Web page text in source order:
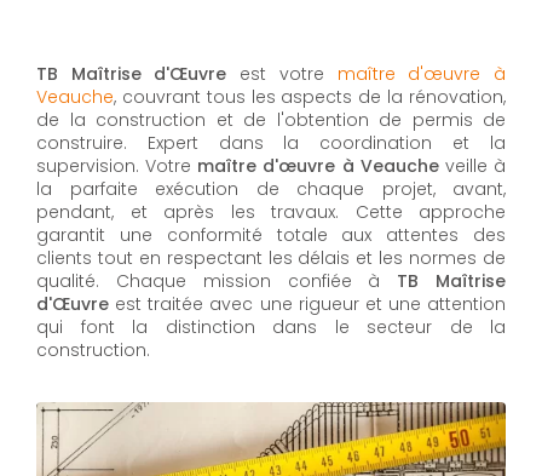
TB Maîtrise d'Œuvre est votre maître d'œuvre à
Veauche, couvrant tous les aspects de la rénovation,
de la construction et de l'obtention de permis de
construire. Expert dans la coordination et la
supervision. Votre maître d'œuvre à Veaucheveille à
la parfaite exécution de chaque projet, avant,
pendant, et après les travaux. Cette approche
garantit une conformité totale aux attentes des
clients tout en respectant les délais et les normes de
qualité. Chaque mission confiée à TB Maîtrise
d'Œuvre est traitée avec une rigueur et une attention
qui font la distinction dans le secteur de la
construction.